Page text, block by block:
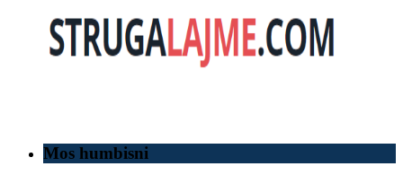
Mos humbisni